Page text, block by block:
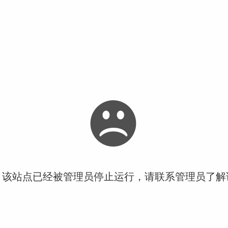
站点已经被管理员停止运行，请联系管理员了